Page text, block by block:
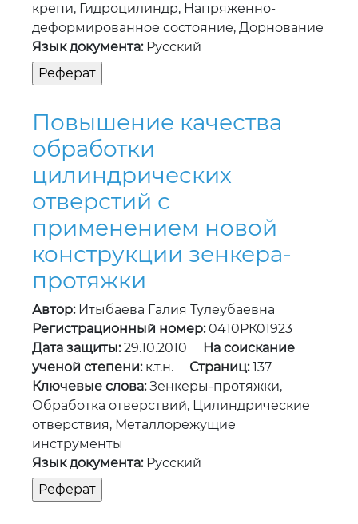
крепи, Гидроцилиндр, Напряженно-
деформированное состояние, Дорнование
Язык документа:Русский
Повышение качества
обработки
цилиндрических
отверстий с
применением новой
конструкции зенкера-
протяжки
Автор:Итыбаева Галия Тулеубаевна
Регистрационный номер:0410РК01923
Дата защиты:29.10.2010
На соискание
ученой степени:к.т.н. Страниц:137
Ключевые слова:Зенкеры-протяжки,
Обработка отверствий, Цилиндрические
отверствия, Металлорежущие
инструменты
Язык документа:Русский